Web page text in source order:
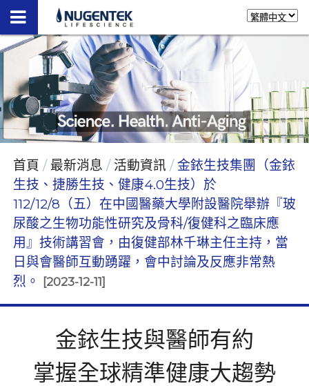
首頁 最新消息 活動資訊
金銥生技集團（金銥
生技、捷勝生技、健康4.0生技）於
112/12/8（五）在中國醫藥大學附設醫院舉辦『玻
尿酸之生物功能性研究及骨科/復健科之臨床應
用』技術講習會，由復健部林千琳主任主持，當
日與會醫師互動踴躍，會中討論及反應非常熱
烈。
[2023-12-11]
金銥生技與醫師有約
掌握全球精準健康大趨勢